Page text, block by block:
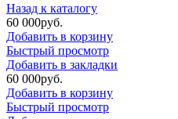
Назад к каталогу
60 000руб.
Добавить в корзину
Быстрый просмотр
Добавить в закладки
60 000руб.
Добавить в корзину
Быстрый просмотр